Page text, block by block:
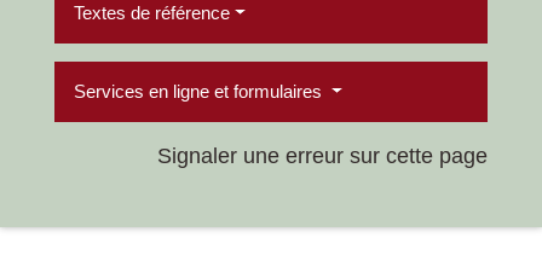
Textes de référence
Services en ligne et formulaires
Signaler une erreur sur cette page